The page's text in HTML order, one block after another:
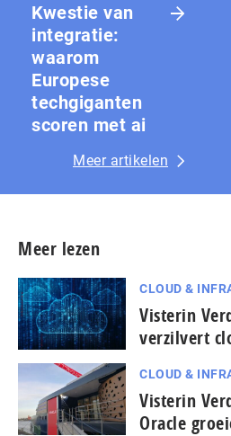
Kwestie van
integratie:
waarom
Europese
techgiganten
scoren met ai
Meer artikelen
Meer lezen
CLOUD &
Visterin
verzilvert
CLOUD &
Visterin
Oracle